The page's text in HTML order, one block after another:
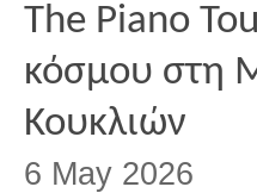
The Piano
κόσμου στη
Κουκλιών
6 May 2026